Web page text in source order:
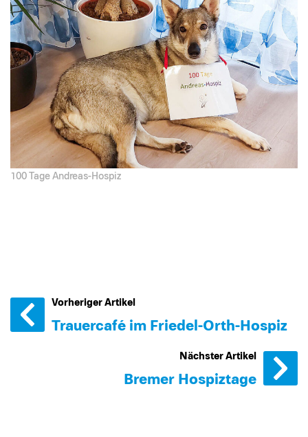
100 Tage Andreas-Hospiz
Vorheriger Artikel
Trauercafé im Friedel-Orth-Hospiz
Nächster Artikel
Bremer Hospiztage